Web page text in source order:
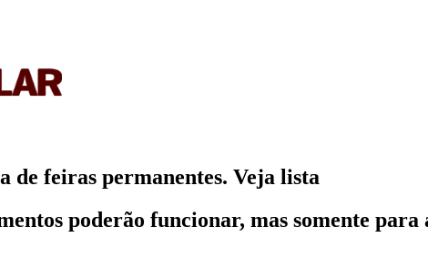
feiras permanentes. Veja lista
poderão funcionar, mas somente